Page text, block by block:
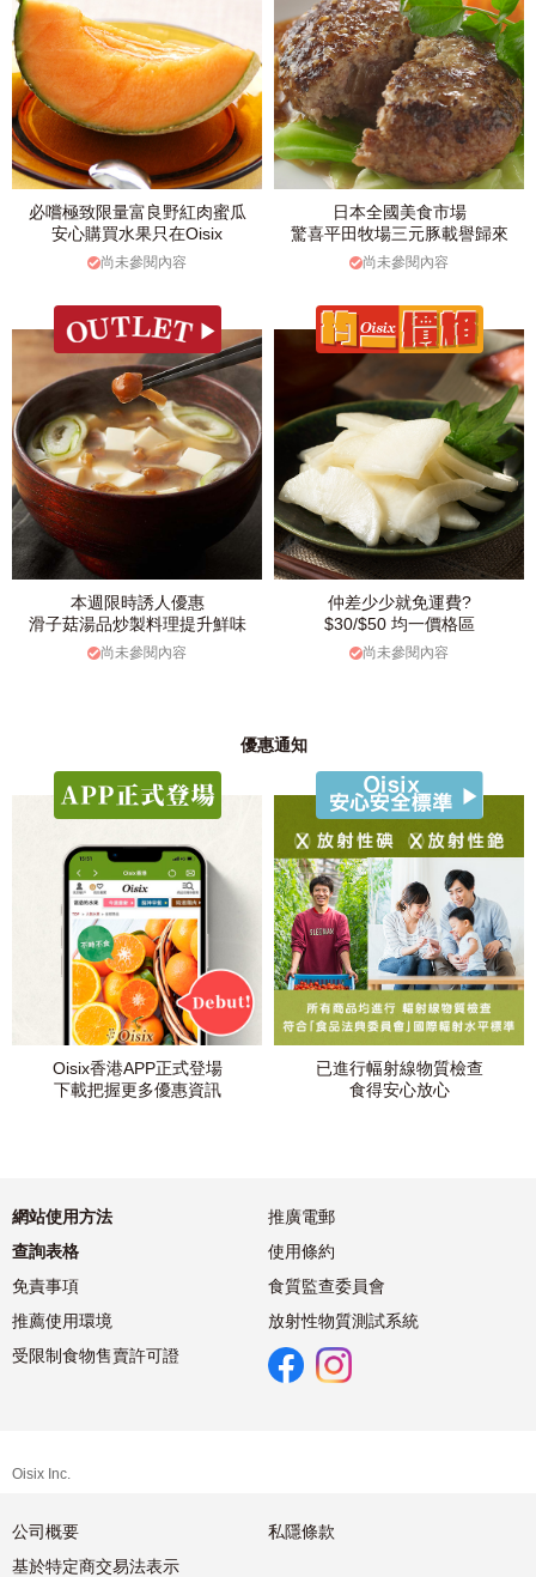
必嚐極致限量富良野紅肉蜜瓜
安心購買水果只在Oisix
尚未參閱內容
日本全國美食市場
驚喜平田牧場三元豚載譽歸來
尚未參閱內容
本週限時誘人優惠
滑子菇湯品炒製料理提升鮮味
尚未參閱內容
仲差少少就免運費?
$30/$50 均一價格區
尚未參閱內容
優惠通知
Oisix香港APP正式登場
下載把握更多優惠資訊
已進行幅射線物質檢查
食得安心放心
網站使用方法
推廣電郵
查詢表格
使用條約
免責事項
食質監查委員會
推薦使用環境
放射性物質測試系統
受限制食物售賣許可證
Oisix Inc.
公司概要
私隱條款
基於特定商交易法表示